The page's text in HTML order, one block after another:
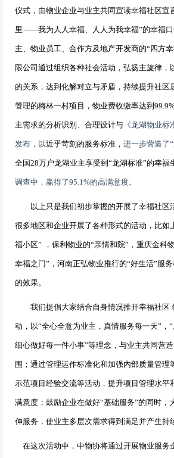
仪式，由物业企业与业主共同宣读幸福社区宣
里——我为人人幸福、人人为我幸福”的幸福
主、物业员工、合作方及地产开发商的“四方
限公司通过组织各种社会活动，弘扬主旋律，
的关系，达到化解对立与矛盾，持续提升社区
管理的梅林一村项目，物业费收缴率达到
主需求的分析识别、合理设计与 《龙湖物业标
发布，以近乎苛刻的服务标准， 进一步营造了
全国28万户龙湖业主享受到“龙湖标准”的幸福
调查中，赢得了95.1%的高满意度。
以上只是我们初步掌握的开展了幸福社区
很多地区和企业开展了各种形式的活动，比如
福小区” ，保利物业的“亲情和院”，重庆金科
幸福之门”，河南正弘物业推行的“好生活”服
的效果。
我们提倡大家结合自身情况推开幸福社区
动，以“全心全意为业主，真情服务每一天”，
细心做好每一件小事”等理念，与业主共同营
围；通过管理运作标准化和加强内部质量管理
示范项目经验交流等活动，提升项目管理水平
满意度；鼓励企业在做好“基础服务”的同时，
伸服务，使业主多层次需求得到满足并产生持
在这次活动中，中物协将通过开展物业服务